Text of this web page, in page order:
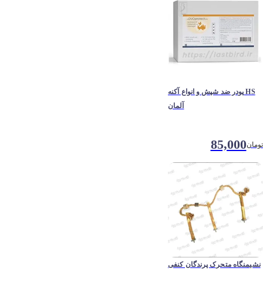
پودر ضد شپش و انواع آکنه HS
آلمان
85,000تومان
نشیمنگاه متحرک پرندگان کنفی